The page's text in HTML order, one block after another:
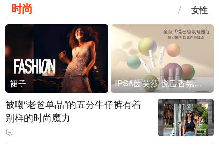
时尚 女性
裙子 IPSA茵芙莎 悦己香氛凝露上市
被嘲“老爸单品”的五分牛仔裤有着
别样的时尚魔力